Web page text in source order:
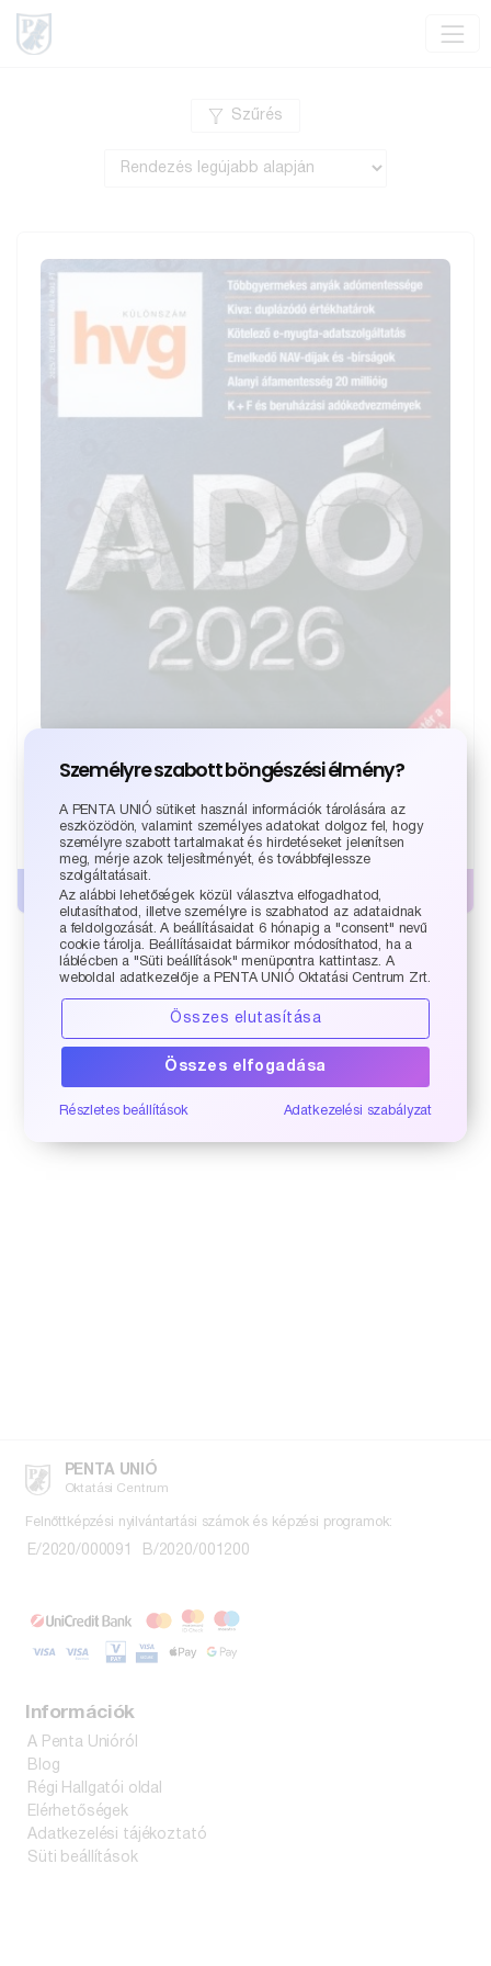
Szűrés
7 490Ft
Kosárba teszem
PENTA UNIÓ
Oktatási Centrum
Felnőttképzési nyilvántartási számok és képzési programok:
E/2020/000091 B/2020/001200
Információk
A Penta Unióról
Blog
Régi Hallgatói oldal
Elérhetőségek
Adatkezelési tájékoztató
Süti beállítások
Személyre szabott böngészési élmény?
A PENTA UNIÓ sütiket használ információk tárolására az
eszközödön, valamint személyes adatokat dolgoz fel, hogy
személyre szabott tartalmakat és hirdetéseket jelenítsen
meg, mérje azok teljesítményét, és továbbfejlessze
szolgáltatásait.
Az alábbi lehetőségek közül választva elfogadhatod,
elutasíthatod, illetve személyre is szabhatod az adataidnak
a feldolgozását. A beállításaidat 6 hónapig a "consent" nevű
cookie tárolja. Beállításaidat bármikor módosíthatod, ha a
láblécben a "Süti beállítások" menüpontra kattintasz. A
weboldal adatkezelője a PENTA UNIÓ Oktatási Centrum Zrt.
Összes elutasítása
Összes elfogadása
Részletes beállítások Adatkezelési szabályzat